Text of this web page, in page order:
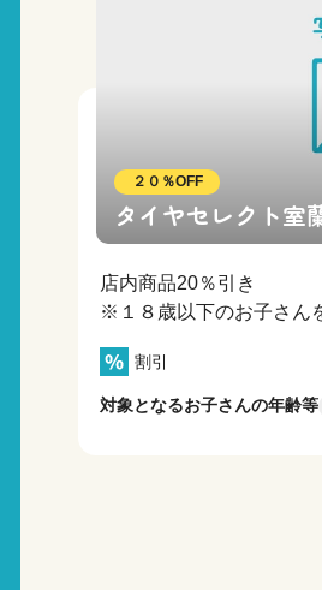
２０％OFF
タイヤセレクト室
店内商品20％引き
※１８歳以下のお子さん
割引
対象となるお子さんの年齢等